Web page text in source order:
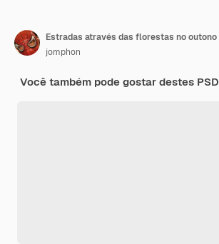
Estradas através das florestas no outono
jomphon
Você também pode gostar destes PSD